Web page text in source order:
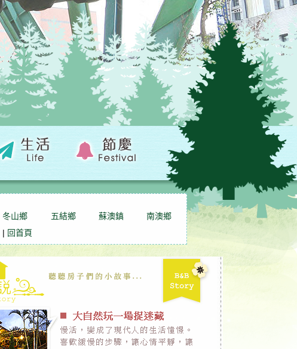
冬山鄉 五結鄉 蘇澳鎮
南澳鄉
| 回首頁